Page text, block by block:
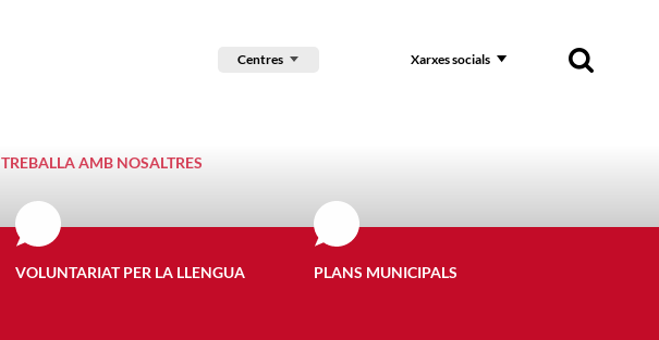
Centres Xarxes socials
TREBALLA AMB NOSALTRES
VOLUNTARIAT PER LA LLENGUA PLANS MUNICIPALS